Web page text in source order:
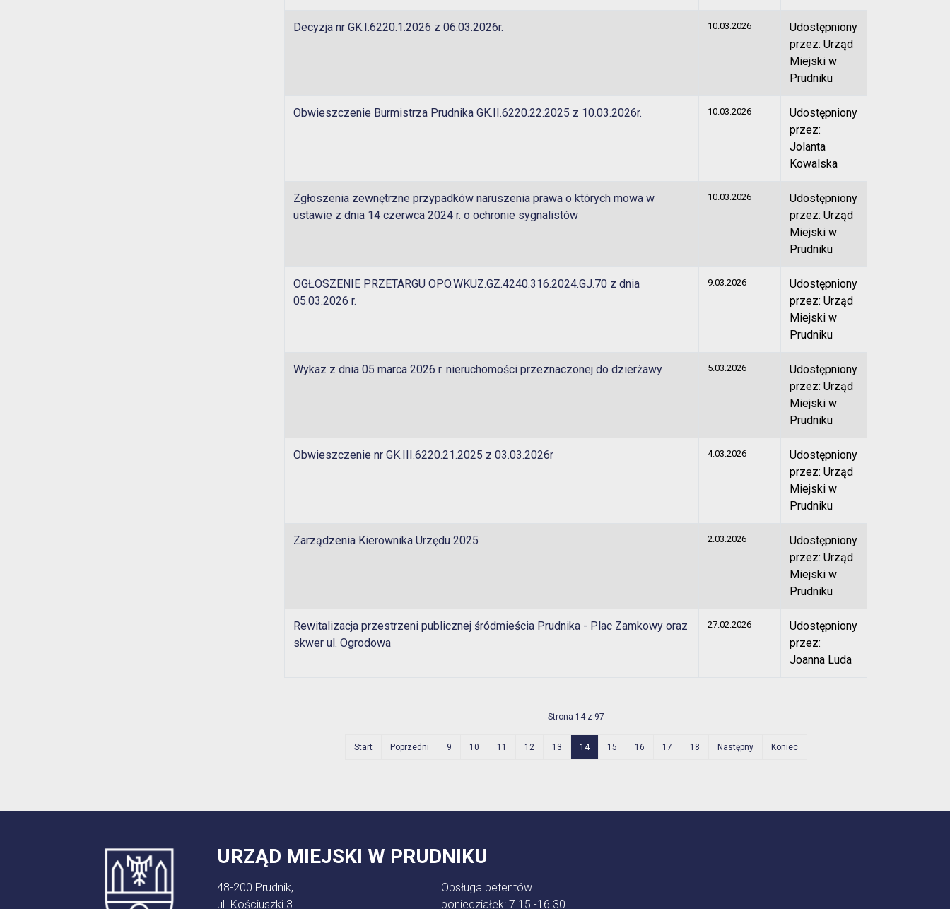
Decyzja nr GK.I.6220.1.2026 z 06.03.2026r. 10.03.2026
Udostępniony
przez: Urząd
Miejski w
Prudniku
Obwieszczenie Burmistrza Prudnika GK.II.6220.22.2025 z 10.03.2026r. 10.03.2026
Udostępniony
przez:
Jolanta
Kowalska
Zgłoszenia zewnętrzne przypadków naruszenia prawa o których mowa w
ustawie z dnia 14 czerwca 2024 r. o ochronie sygnalistów
10.03.2026
Udostępniony
przez: Urząd
Miejski w
Prudniku
OGŁOSZENIE PRZETARGU OPO.WKUZ.GZ.4240.316.2024.GJ.70 z dnia
05.03.2026 r.
9.03.2026
Udostępniony
przez: Urząd
Miejski w
Prudniku
Wykaz z dnia 05 marca 2026 r. nieruchomości przeznaczonej do dzierżawy 5.03.2026
Udostępniony
przez: Urząd
Miejski w
Prudniku
Obwieszczenie nr GK.III.6220.21.2025 z 03.03.2026r 4.03.2026
Udostępniony
przez: Urząd
Miejski w
Prudniku
Zarządzenia Kierownika Urzędu 2025 2.03.2026
Udostępniony
przez: Urząd
Miejski w
Prudniku
Rewitalizacja przestrzeni publicznej śródmieścia Prudnika - Plac Zamkowy oraz
skwer ul. Ogrodowa
27.02.2026
Udostępniony
przez:
Joanna Luda
Strona 14 z 97
Start Poprzedni 9 10 11 12 13 14 15 16 17 18 Następny Koniec
URZĄD MIEJSKI W PRUDNIKU
48-200 Prudnik,
ul. Kościuszki 3
Obsługa petentów
poniedziałek: 7.15 -16.30